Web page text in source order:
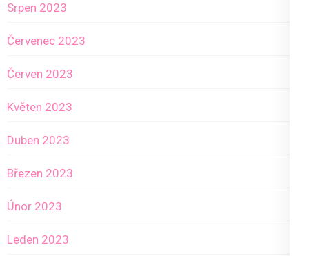
Srpen 2023
Červenec 2023
Červen 2023
Květen 2023
Duben 2023
Březen 2023
Únor 2023
Leden 2023